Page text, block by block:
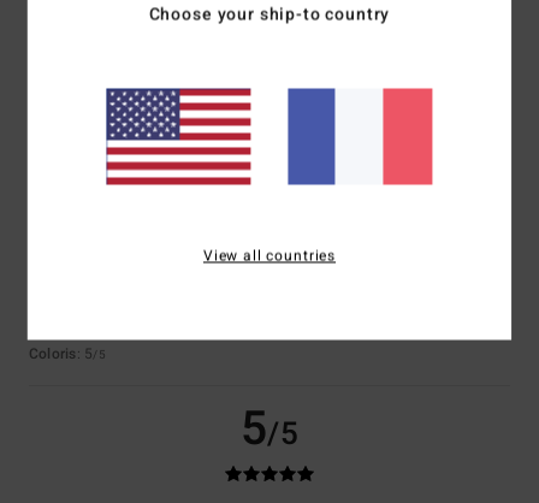
Je recommande ce produit
5 /5
Coloris: 5/5
5/5
Choose your ship-to country
View all countries